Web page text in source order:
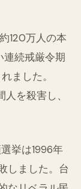
120万人の本
連続戒厳令期
ました。
を殺害し、
挙は1996年
しました。台